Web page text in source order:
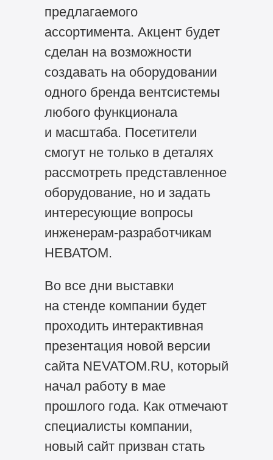
предлагаемого
ассортимента. Акцент будет
сделан на возможности
создавать на оборудовании
одного бренда вентсистемы
любого функционала
и масштаба. Посетители
смогут не только в деталях
рассмотреть представленное
оборудование, но и задать
интересующие вопросы
инженерам-разработчикам
НЕВАТОМ.
Во все дни выставки
на стенде компании будет
проходить интерактивная
презентация новой версии
сайта NEVATOM.RU, который
начал работу в мае
прошлого года. Как отмечают
специалисты компании,
новый сайт призван стать